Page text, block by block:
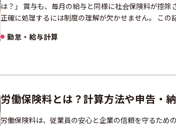
は？」 賞与も、毎月の給与と同様に社会保険料が控除
正確に処理するには制度の理解が欠かせません。 こ
勤怠・給与計算
労働保険料とは？計算方法や申告・
労働保険料は、従業員の安心と企業の信頼を守るため